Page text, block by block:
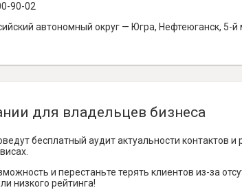
90-02
автономный округ — Югра, Нефтеюганск, 5-й
для владельцев бизнеса
бесплатный аудит актуальности контактов и
и перестаньте терять клиентов из-за
низкого рейтинга!